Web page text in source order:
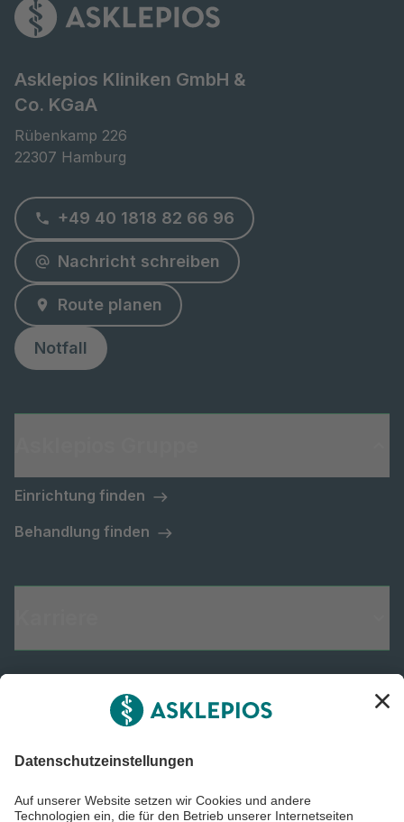
Asklepios Kliniken GmbH &
Co. KGaA
Rübenkamp 226
22307 Hamburg
+49 40 1818 82 66 96
Nachricht schreiben
Route planen
Notfall
Einrichtung finden
Behandlung finden
Informiert bleiben